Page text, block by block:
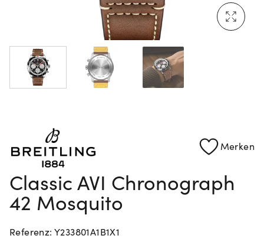
Rolex Certified Pre-Owned entdecken
Merken
Classic AVI Chronograph
42 Mosquito
Referenz: Y233801A1B1X1